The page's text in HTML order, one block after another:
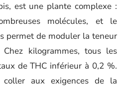
est une plante complexe :
molécules, et le
permet de moduler la teneur
kilogrammes, tous les
de THC inférieur à 0,2 %.
coller aux exigences de la